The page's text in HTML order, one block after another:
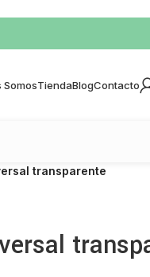
SomosTiendaBlogContacto
transparente